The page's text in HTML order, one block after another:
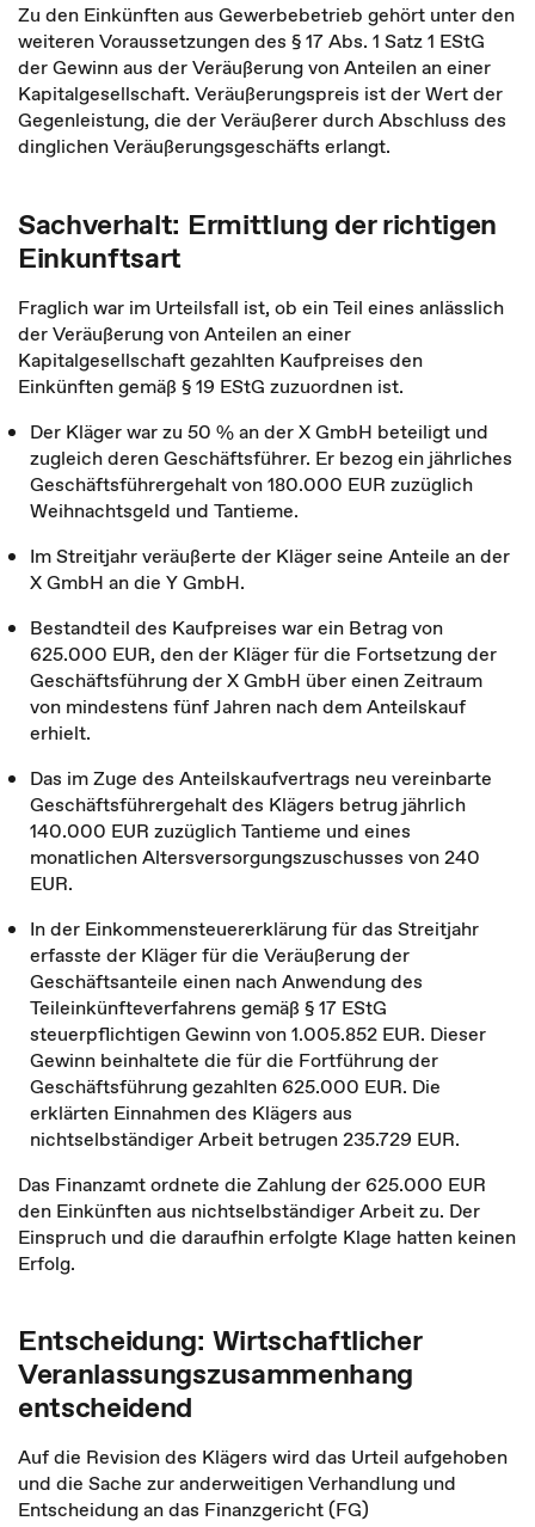
Zu den Einkünften aus Gewerbebetrieb gehört unter den
weiteren Voraussetzungen des § 17 Abs. 1 Satz 1 EStG
der Gewinn aus der Veräußerung von Anteilen an einer
Kapitalgesellschaft. Veräußerungspreis ist der Wert der
Gegenleistung, die der Veräußerer durch Abschluss des
dinglichen Veräußerungsgeschäfts erlangt.
Sachverhalt: Ermittlung der richtigen
Einkunftsart
Fraglich war im Urteilsfall ist, ob ein Teil eines anlässlich
der Veräußerung von Anteilen an einer
Kapitalgesellschaft gezahlten Kaufpreises den
Einkünften gemäß § 19 EStG zuzuordnen ist.
Der Kläger war zu 50 % an der X GmbH beteiligt und
zugleich deren Geschäftsführer. Er bezog ein jährliches
Geschäftsführergehalt von 180.000 EUR zuzüglich
Weihnachtsgeld und Tantieme.
Im Streitjahr veräußerte der Kläger seine Anteile an der
X GmbH an die Y GmbH.
Bestandteil des Kaufpreises war ein Betrag von
625.000 EUR, den der Kläger für die Fortsetzung der
Geschäftsführung der X GmbH über einen Zeitraum
von mindestens fünf Jahren nach dem Anteilskauf
erhielt.
Das im Zuge des Anteilskaufvertrags neu vereinbarte
Geschäftsführergehalt des Klägers betrug jährlich
140.000 EUR zuzüglich Tantieme und eines
monatlichen Altersversorgungszuschusses von 240
EUR.
In der Einkommensteuererklärung für das Streitjahr
erfasste der Kläger für die Veräußerung der
Geschäftsanteile einen nach Anwendung des
Teileinkünfteverfahrens gemäß § 17 EStG
steuerpflichtigen Gewinn von 1.005.852 EUR. Dieser
Gewinn beinhaltete die für die Fortführung der
Geschäftsführung gezahlten 625.000 EUR. Die
erklärten Einnahmen des Klägers aus
nichtselbständiger Arbeit betrugen 235.729 EUR.
Das Finanzamt ordnete die Zahlung der 625.000 EUR
den Einkünften aus nichtselbständiger Arbeit zu. Der
Einspruch und die daraufhin erfolgte Klage hatten keinen
Erfolg.
Entscheidung: Wirtschaftlicher
Veranlassungszusammenhang
entscheidend
Auf die Revision des Klägers wird das Urteil aufgehoben
und die Sache zur anderweitigen Verhandlung und
Entscheidung an das Finanzgericht (FG)